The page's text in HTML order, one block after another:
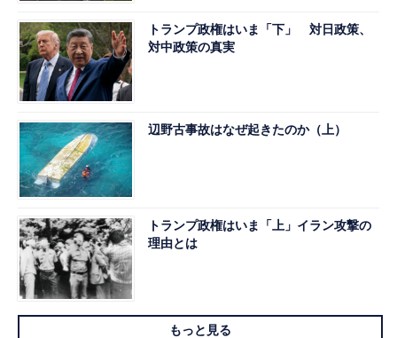
トランプ政権はいま「下」 対日政策、
対中政策の真実
辺野古事故はなぜ起きたのか（上）
トランプ政権はいま「上」イラン攻撃の
理由とは
もっと見る